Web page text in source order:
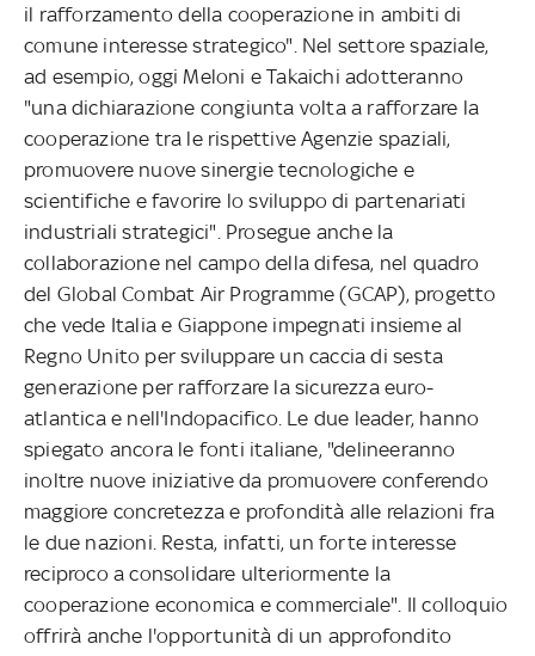
il rafforzamento della cooperazione in ambiti di
comune interesse strategico". Nel settore spaziale,
ad esempio, oggi Meloni e Takaichi adotteranno
"una dichiarazione congiunta volta a rafforzare la
cooperazione tra le rispettive Agenzie spaziali,
promuovere nuove sinergie tecnologiche e
scientifiche e favorire lo sviluppo di partenariati
industriali strategici". Prosegue anche la
collaborazione nel campo della difesa, nel quadro
del Global Combat Air Programme (GCAP), progetto
che vede Italia e Giappone impegnati insieme al
Regno Unito per sviluppare un caccia di sesta
generazione per rafforzare la sicurezza euro-
atlantica e nell'Indopacifico. Le due leader, hanno
spiegato ancora le fonti italiane, "delineeranno
inoltre nuove iniziative da promuovere conferendo
maggiore concretezza e profondità alle relazioni fra
le due nazioni. Resta, infatti, un forte interesse
reciproco a consolidare ulteriormente la
cooperazione economica e commerciale". Il colloquio
offrirà anche l'opportunità di un approfondito